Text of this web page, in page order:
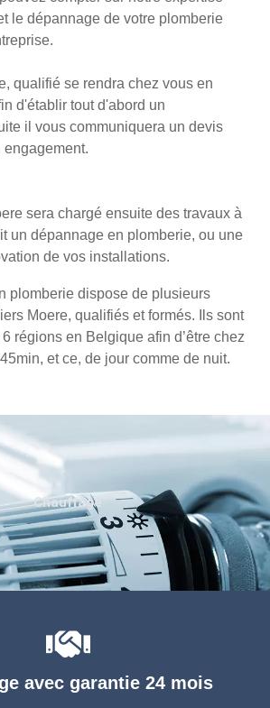
le dépannage de votre plomberie
qualifié se rendra chez vous en
d'établir tout d'abord un
il vous communiquera un devis
sera chargé ensuite des travaux à
un dépannage en plomberie, ou une
de vos installations.
plomberie dispose de plusieurs
Moere, qualifiés et formés. Ils sont
régions en Belgique afin d’être chez
et ce, de jour comme de nuit.
avec garantie 24 mois
Chauffage